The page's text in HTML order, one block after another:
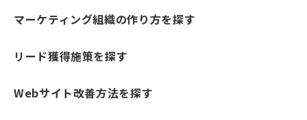
マーケティング組織の作り方を探す
リード獲得施策を探す
Webサイト改善方法を探す